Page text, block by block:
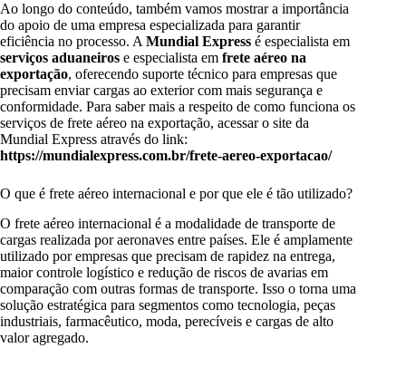
Ao longo do conteúdo, também vamos mostrar a importância
do apoio de uma empresa especializada para garantir
eficiência no processo. A Mundial Express é especialista em
serviços aduaneiros e especialista em frete aéreo na
exportação, oferecendo suporte técnico para empresas que
precisam enviar cargas ao exterior com mais segurança e
conformidade. Para saber mais a respeito de como funciona os
serviços de frete aéreo na exportação, acessar o site da
Mundial Express através do link:
https://mundialexpress.com.br/frete-aereo-exportacao/
O que é frete aéreo internacional e por que ele é tão utilizado?
O frete aéreo internacional é a modalidade de transporte de
cargas realizada por aeronaves entre países. Ele é amplamente
utilizado por empresas que precisam de rapidez na entrega,
maior controle logístico e redução de riscos de avarias em
comparação com outras formas de transporte. Isso o torna uma
solução estratégica para segmentos como tecnologia, peças
industriais, farmacêutico, moda, perecíveis e cargas de alto
valor agregado.